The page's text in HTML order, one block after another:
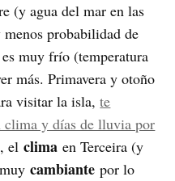
(y agua del mar en las
probabilidad de
muy frío (temperatura
más. Primavera y otoño
visitar la isla,te
clima y días de lluvia por
elclima en Terceira (y
muycambiante por lo